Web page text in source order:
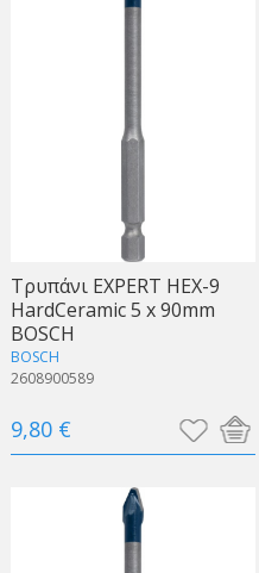
Τρυπάνι EXPERT HEX-9
HardCeramic 5 x 90mm
BOSCH
BOSCH
2608900589
9,80 €